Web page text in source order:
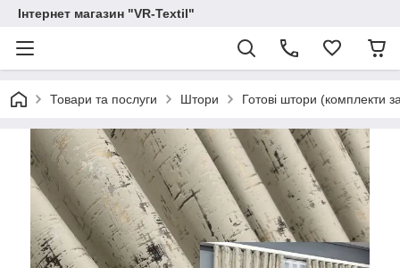
Інтернет магазин "VR-Textil"
Товари та послуги Штори Готові штори (комплекти